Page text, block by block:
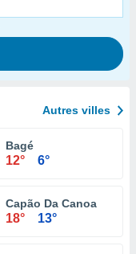
Autres villes
Bagé
12° 6°
Capão Da Canoa
18° 13°